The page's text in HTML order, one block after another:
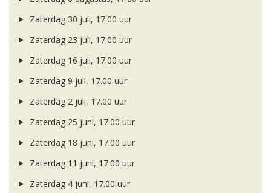
Zaterdag 30 juli, 17.00 uur
Zaterdag 23 juli, 17.00 uur
Zaterdag 16 juli, 17.00 uur
Zaterdag 9 juli, 17.00 uur
Zaterdag 2 juli, 17.00 uur
Zaterdag 25 juni, 17.00 uur
Zaterdag 18 juni, 17.00 uur
Zaterdag 11 juni, 17.00 uur
Zaterdag 4 juni, 17.00 uur